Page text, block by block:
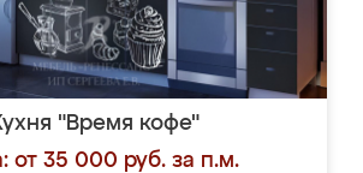
"Время кофе"
от 35 000 руб. за п.м.